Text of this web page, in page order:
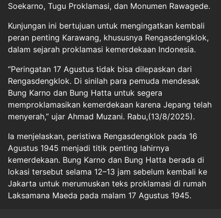
Soekarno, Tugu Proklamasi, dan Monumen Rawagede.
Kunjungan ini bertujuan untuk mengingatkan kembali
peran penting Karawang, khususnya Rengasdengklok,
dalam sejarah proklamasi kemerdekaan Indonesia.
“Peringatan 17 Agustus tidak bisa dilepaskan dari
Rengasdengklok. Di sinilah para pemuda mendesak
Bung Karno dan Bung Hatta untuk segera
memproklamasikan kemerdekaan karena Jepang telah
menyerah,” ujar Ahmad Muzani. Rabu,(13/8/2025).
Ia menjelaskan, peristiwa Rengasdengklok pada 16
Agustus 1945 menjadi titik penting lahirnya
kemerdekaan. Bung Karno dan Bung Hatta berada di
lokasi tersebut selama 12–13 jam sebelum kembali ke
Jakarta untuk merumuskan teks proklamasi di rumah
Laksamana Maeda pada malam 17 Agustus 1945.